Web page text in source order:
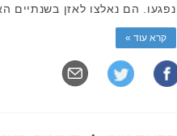
נפגעו. הם נאלצו לאזן בשנתיים
קרא עוד »